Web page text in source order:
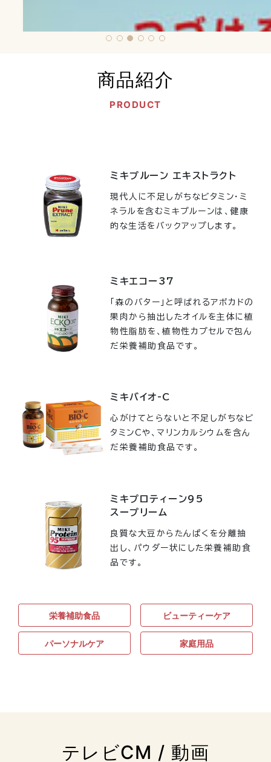
商品紹介
PRODUCT
ミキプルーン エキストラクト
現代人に不足しがちなビタミン・ミ
ネラルを含むミキプルーンは、健康
的な生活をバックアップします。
ミキエコー37
「森のバター」と呼ばれるアボカドの
果肉から抽出したオイルを主体に植
物性脂肪を、植物性カプセルで包ん
だ栄養補助食品です。
ミキバイオ-C
心がけてとらないと不足しがちなビ
タミンCや、マリンカルシウムを含ん
だ栄養補助食品です。
ミキプロティーン95
スープリーム
良質な大豆からたんぱくを分離抽
出し、パウダー状にした栄養補助食
品です。
栄養補助食品 ビューティーケア
パーソナルケア 家庭用品
テレビCM / 動画